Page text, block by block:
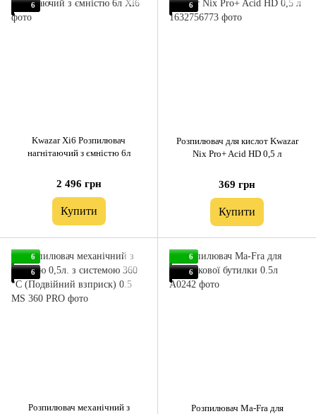
6
Kwazar Xi6 Розпилювач
нагнітаючий з ємністю 6л
2 496 грн
Купити
6
Розпилювач для кислот Kwazar
Nix Pro+ Acid HD 0,5 л
369 грн
Купити
6
6
Розпилювач механічний з
6
6
Розпилювач Ma-Fra для